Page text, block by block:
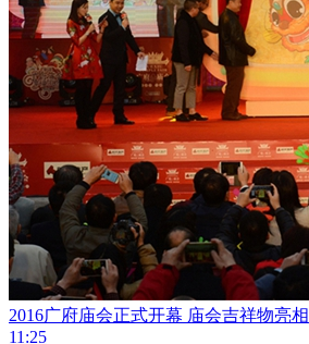
2016广府庙会正式开幕 庙会吉祥物亮相
11:25